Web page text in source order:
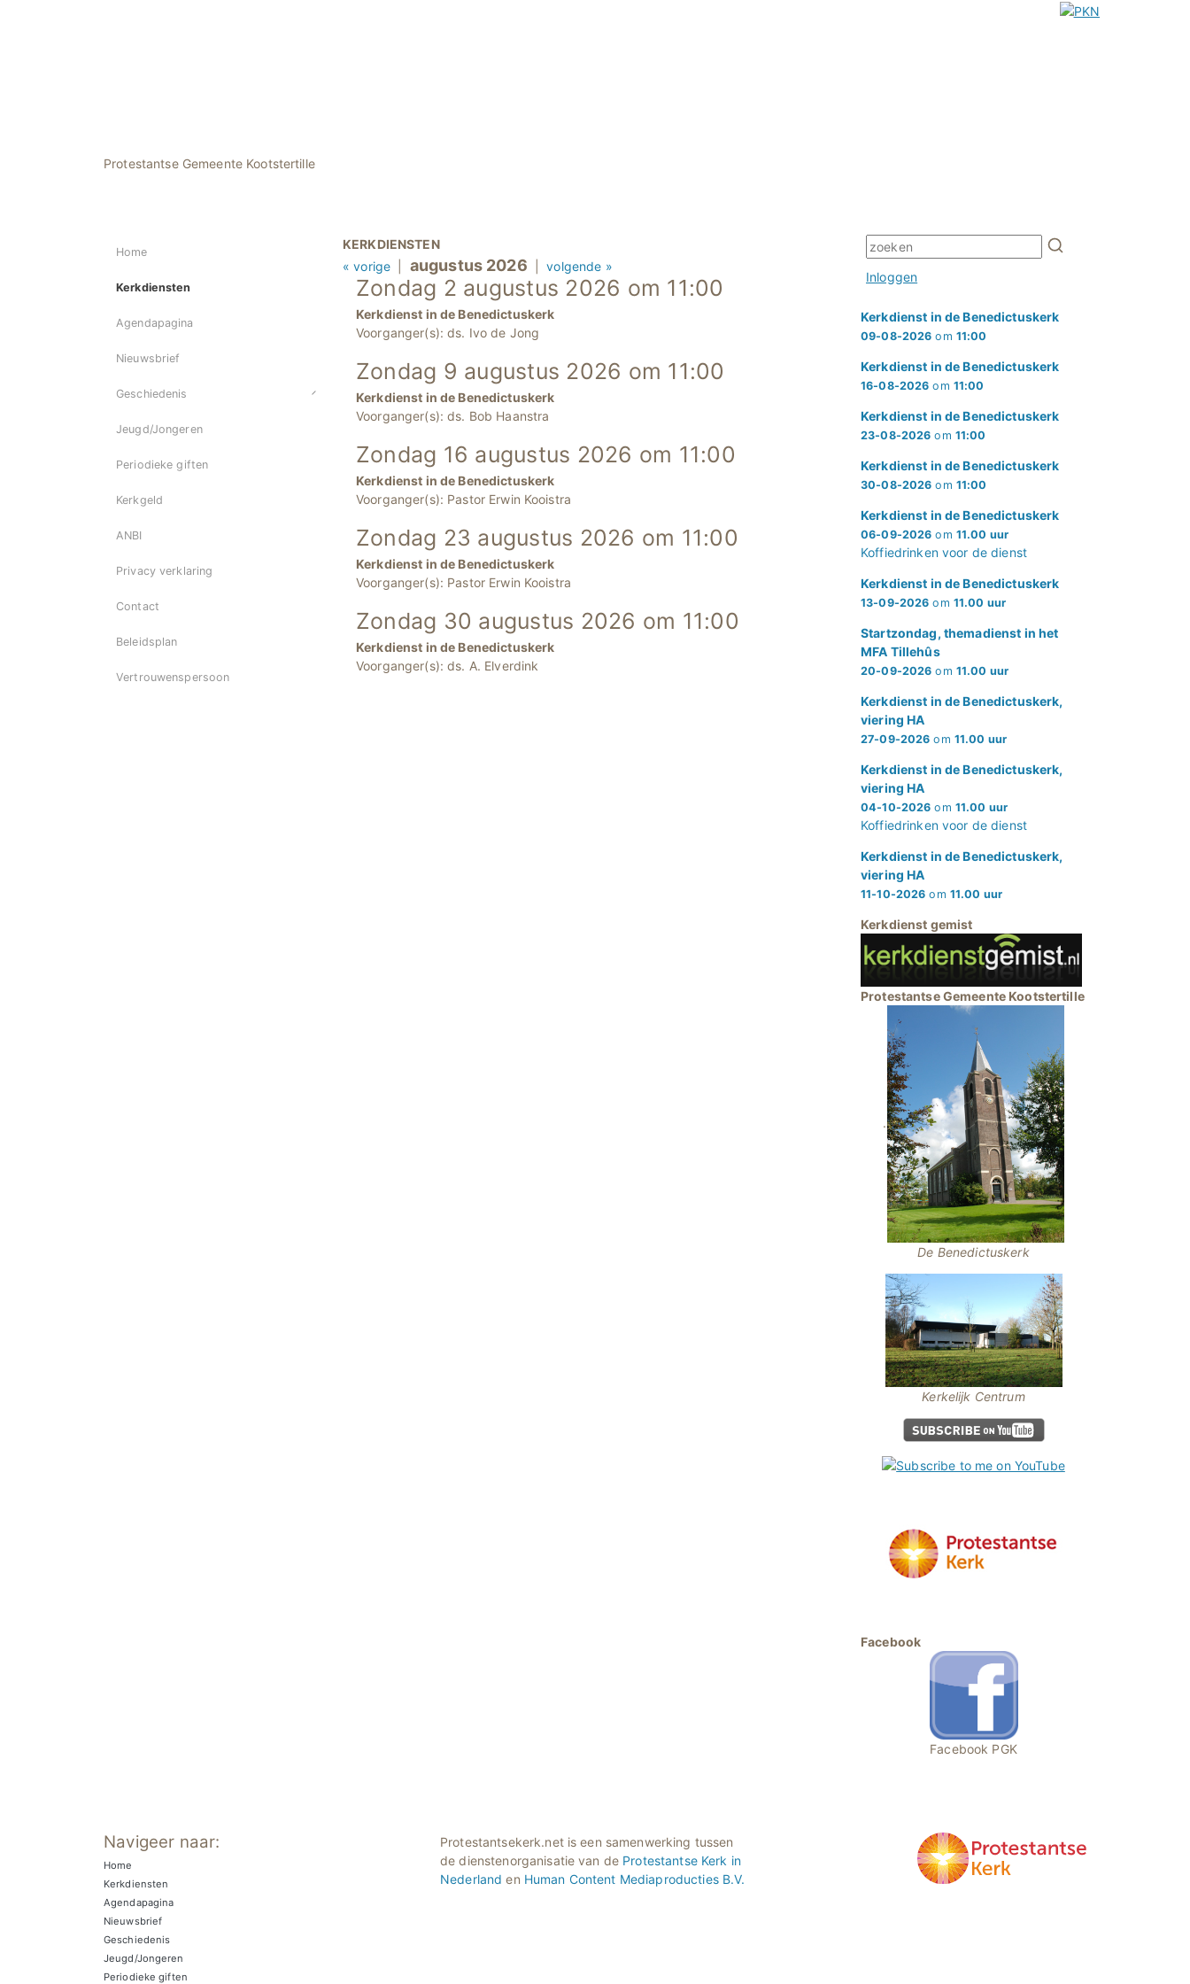
Protestantse Gemeente Kootstertille
Home
Kerkdiensten
Agendapagina
Nieuwsbrief
Geschiedenis
Jeugd/Jongeren
Periodieke giften
Kerkgeld
ANBI
Privacy verklaring
Contact
Beleidsplan
Vertrouwenspersoon
KERKDIENSTEN
« vorige
augustus 2026 |volgende »
Zondag 2 augustus 2026 om 11:00
Kerkdienst in de Benedictuskerk
Voorganger(s): ds. Ivo de Jong
Zondag 9 augustus 2026 om 11:00
Kerkdienst in de Benedictuskerk
Voorganger(s): ds. Bob Haanstra
Zondag 16 augustus 2026 om 11:00
Kerkdienst in de Benedictuskerk
Voorganger(s): Pastor Erwin Kooistra
Zondag 23 augustus 2026 om 11:00
Kerkdienst in de Benedictuskerk
Voorganger(s): Pastor Erwin Kooistra
Zondag 30 augustus 2026 om 11:00
Kerkdienst in de Benedictuskerk
Voorganger(s): ds. A. Elverdink
Inloggen
Kerkdienst in de Benedictuskerk
09-08-2026 om 11:00
Kerkdienst in de Benedictuskerk
16-08-2026 om 11:00
Kerkdienst in de Benedictuskerk
23-08-2026 om 11:00
Kerkdienst in de Benedictuskerk
30-08-2026 om 11:00
Kerkdienst in de Benedictuskerk
06-09-2026 om 11.00 uur
Koffiedrinken voor de dienst
Kerkdienst in de Benedictuskerk
13-09-2026 om 11.00 uur
Startzondag, themadienst in het
MFA Tillehûs
20-09-2026 om 11.00 uur
Kerkdienst in de Benedictuskerk,
viering HA
27-09-2026 om 11.00 uur
Kerkdienst in de Benedictuskerk,
viering HA
04-10-2026 om 11.00 uur
Koffiedrinken voor de dienst
Kerkdienst in de Benedictuskerk,
viering HA
11-10-2026 om 11.00 uur
Kerkdienst gemist
Protestantse Gemeente Kootstertille
.
De Benedictuskerk
Kerkelijk Centrum
Facebook
Facebook PGK
Navigeer naar:
Home
Kerkdiensten
Agendapagina
Nieuwsbrief
Geschiedenis
Jeugd/Jongeren
Periodieke giften
Protestantsekerk.net is een samenwerking tussen
de dienstenorganisatie van de Protestantse Kerk in
Nederland en Human Content Mediaproducties B.V.